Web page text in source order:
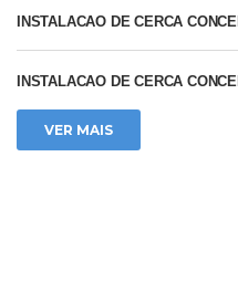
INSTALACAO DE CERCA
INSTALACAO DE CERCA
VER MAIS